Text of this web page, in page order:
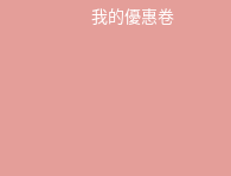
我的優惠卷